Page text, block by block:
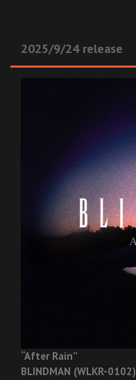
2025/9/24 release
“After Rain”
BLINDMAN (WLKR-0102)